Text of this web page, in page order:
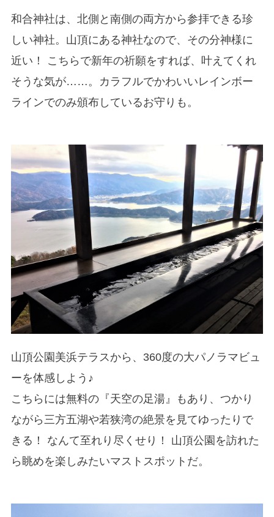
和合神社は、北側と南側の両方から参拝できる珍
しい神社。山頂にある神社なので、その分神様に
近い！ こちらで新年の祈願をすれば、叶えてくれ
そうな気が……。カラフルでかわいいレインボー
ラインでのみ頒布しているお守りも。
山頂公園美浜テラスから、360度の大パノラマビュ
ーを体感しよう♪
こちらには無料の『天空の足湯』もあり、つかり
ながら三方五湖や若狭湾の絶景を見てゆったりで
きる！ なんて至れり尽くせり！ 山頂公園を訪れた
ら眺めを楽しみたいマストスポットだ。